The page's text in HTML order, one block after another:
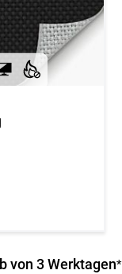
von 3 Werktagen*